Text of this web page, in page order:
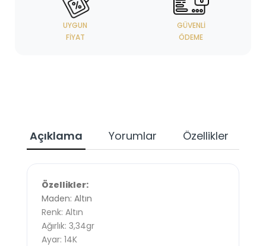
UYGUN
FIYAT
GÜVENLI
ÖDEME
Açıklama Yorumlar Özellikler
Özellikler:
Maden: Altın
Renk: Altın
Ağırlık: 3,34gr
Ayar: 14K